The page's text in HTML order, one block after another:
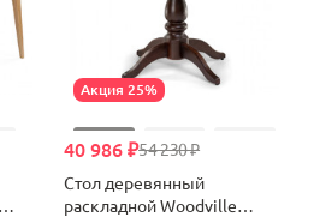
Акция 25%
54 230 ₽
40 986 ₽
Стол деревянный
раскладной Woodville